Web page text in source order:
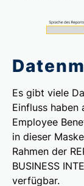
Es gibt viele
Einfluss haben
Employee
in dieser
Rahmen der
BUSINESS
verfügbar.